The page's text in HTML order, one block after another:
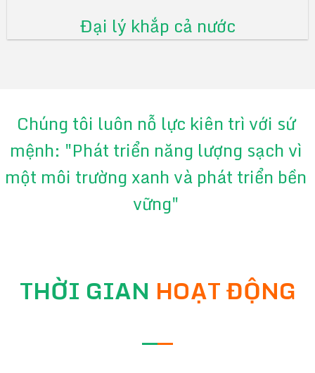
Đại lý khắp cả nước
Chúng tôi luôn nỗ lực kiên trì với sứ
mệnh: "Phát triển năng lượng sạch vì
một môi trường xanh và phát triển bền
vững"
THỜI GIAN HOẠT ĐỘNG
——